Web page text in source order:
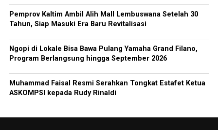
Pemprov Kaltim Ambil Alih Mall Lembuswana Setelah 30
Tahun, Siap Masuki Era Baru Revitalisasi
Ngopi di Lokale Bisa Bawa Pulang Yamaha Grand Filano,
Program Berlangsung hingga September 2026
Muhammad Faisal Resmi Serahkan Tongkat Estafet Ketua
ASKOMPSI kepada Rudy Rinaldi